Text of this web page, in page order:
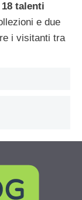
18 talenti
e due
i visitanti tra